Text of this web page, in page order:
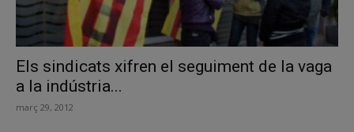
Els sindicats xifren el seguiment de la vaga
a la indústria...
març 29, 2012